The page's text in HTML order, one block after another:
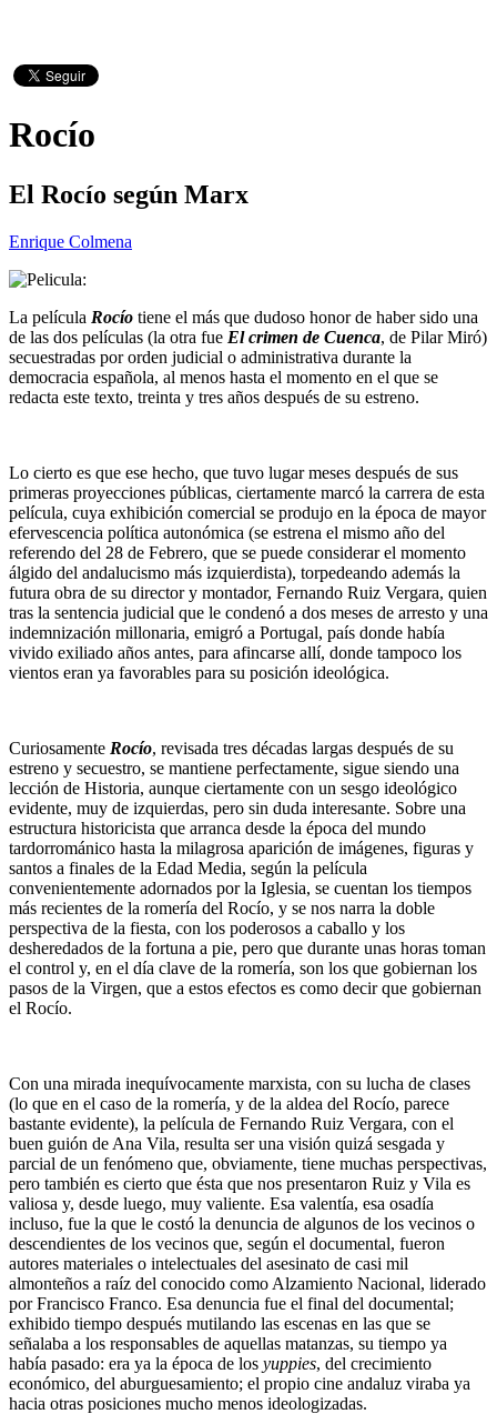
Rocío
El Rocío según Marx
Enrique Colmena
La película Rocío tiene el más que dudoso honor de haber sido una
de las dos películas (la otra fue El crimen de Cuenca, de Pilar Miró)
secuestradas por orden judicial o administrativa durante la
democracia española, al menos hasta el momento en el que se
redacta este texto, treinta y tres años después de su estreno.
Lo cierto es que ese hecho, que tuvo lugar meses después de sus
primeras proyecciones públicas, ciertamente marcó la carrera de esta
película, cuya exhibición comercial se produjo en la época de mayor
efervescencia política autonómica (se estrena el mismo año del
referendo del 28 de Febrero, que se puede considerar el momento
álgido del andalucismo más izquierdista), torpedeando además la
futura obra de su director y montador, Fernando Ruiz Vergara, quien
tras la sentencia judicial que le condenó a dos meses de arresto y una
indemnización millonaria, emigró a Portugal, país donde había
vivido exiliado años antes, para afincarse allí, donde tampoco los
vientos eran ya favorables para su posición ideológica.
Curiosamente Rocío, revisada tres décadas largas después de su
estreno y secuestro, se mantiene perfectamente, sigue siendo una
lección de Historia, aunque ciertamente con un sesgo ideológico
evidente, muy de izquierdas, pero sin duda interesante. Sobre una
estructura historicista que arranca desde la época del mundo
tardorrománico hasta la milagrosa aparición de imágenes, figuras y
santos a finales de la Edad Media, según la película
convenientemente adornados por la Iglesia, se cuentan los tiempos
más recientes de la romería del Rocío, y se nos narra la doble
perspectiva de la fiesta, con los poderosos a caballo y los
desheredados de la fortuna a pie, pero que durante unas horas toman
el control y, en el día clave de la romería, son los que gobiernan los
pasos de la Virgen, que a estos efectos es como decir que gobiernan
el Rocío.
Con una mirada inequívocamente marxista, con su lucha de clases
(lo que en el caso de la romería, y de la aldea del Rocío, parece
bastante evidente), la película de Fernando Ruiz Vergara, con el
buen guión de Ana Vila, resulta ser una visión quizá sesgada y
parcial de un fenómeno que, obviamente, tiene muchas perspectivas,
pero también es cierto que ésta que nos presentaron Ruiz y Vila es
valiosa y, desde luego, muy valiente. Esa valentía, esa osadía
incluso, fue la que le costó la denuncia de algunos de los vecinos o
descendientes de los vecinos que, según el documental, fueron
autores materiales o intelectuales del asesinato de casi mil
almonteños a raíz del conocido como Alzamiento Nacional, liderado
por Francisco Franco. Esa denuncia fue el final del documental;
exhibido tiempo después mutilando las escenas en las que se
señalaba a los responsables de aquellas matanzas, su tiempo ya
había pasado: era ya la época de los yuppies, del crecimiento
económico, del aburguesamiento; el propio cine andaluz viraba ya
hacia otras posiciones mucho menos ideologizadas.